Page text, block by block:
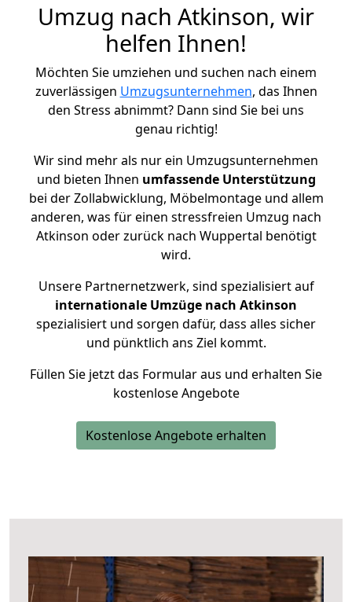
Umzug nach Atkinson, wir
helfen Ihnen!
Möchten Sie umziehen und suchen nach einem
zuverlässigen Umzugsunternehmen, das Ihnen
den Stress abnimmt? Dann sind Sie bei uns
genau richtig!
Wir sind mehr als nur ein Umzugsunternehmen
und bieten Ihnen umfassende Unterstützung
bei der Zollabwicklung, Möbelmontage und allem
anderen, was für einen stressfreien Umzug nach
Atkinson oder zurück nach Wuppertal benötigt
wird.
Unsere Partnernetzwerk, sind spezialisiert auf
internationale Umzüge nach Atkinson
spezialisiert und sorgen dafür, dass alles sicher
und pünktlich ans Ziel kommt.
Füllen Sie jetzt das Formular aus und erhalten Sie
kostenlose Angebote
Kostenlose Angebote erhalten